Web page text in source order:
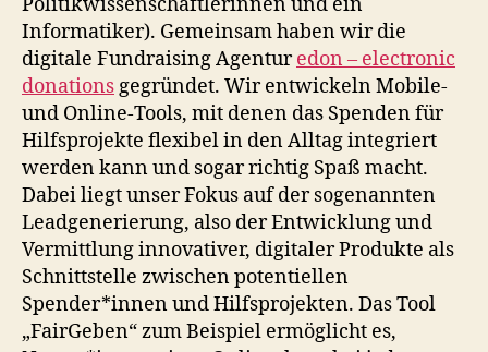
Informatiker). Gemeinsam haben wir die
digitale Fundraising Agenturedon – electronic
donationsgegründet. Wir entwickeln Mobile-
und Online-Tools, mit denen das Spenden für
Hilfsprojekte flexibel in den Alltag integriert
werden kann und sogar richtig Spaß macht.
Dabei liegt unser Fokus auf der sogenannten
Leadgenerierung, also der Entwicklung und
Vermittlung innovativer, digitaler Produkte als
Schnittstelle zwischen potentiellen
Spender*innen und Hilfsprojekten. Das Tool
„FairGeben“ zum Beispiel ermöglicht es,